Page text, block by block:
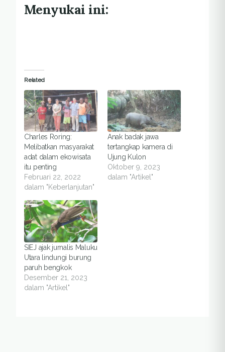
Menyukai ini:
Related
Charles Roring:
Melibatkan masyarakat
adat dalam ekowisata
itu penting
Februari 22, 2022
dalam "Keberlanjutan"
Anak badak jawa
tertangkap kamera di
Ujung Kulon
Oktober 9, 2023
dalam "Artikel"
SIEJ ajak jurnalis Maluku
Utara lindungi burung
paruh bengkok
Desember 21, 2023
dalam "Artikel"